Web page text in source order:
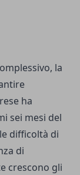
la
ha
sei mesi del
difficoltà di
di
crescono gli